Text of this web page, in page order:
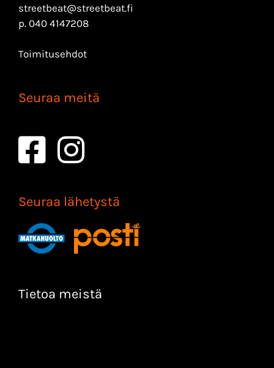
streetbeat@streetbeat.fi
p. 040 4147208
Toimitusehdot
Seuraa meitä
Seuraa lähetystä
Tietoa meistä